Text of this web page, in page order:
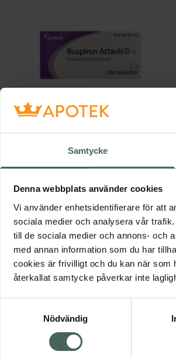
Samtycke
Denna webbplats använder cookies
Vi använder enhetsidentifierare för att
sociala medier och analysera vår
till de sociala medier och annons- och
med annan information som du har
cookies är frivilligt och du kan när som
återkallat samtycke påverkar inte
Nödvändig
bipacksedeln innan användning.
från FASS